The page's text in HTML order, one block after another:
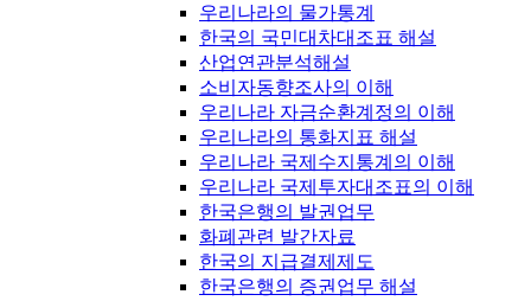
우리나라의 물가통계
한국의 국민대차대조표 해설
산업연관분석해설
소비자동향조사의 이해
우리나라 자금순환계정의 이해
우리나라의 통화지표 해설
우리나라 국제수지통계의 이해
우리나라 국제투자대조표의 이해
한국은행의 발권업무
화폐관련 발간자료
한국의 지급결제제도
한국은행의 증권업무 해설